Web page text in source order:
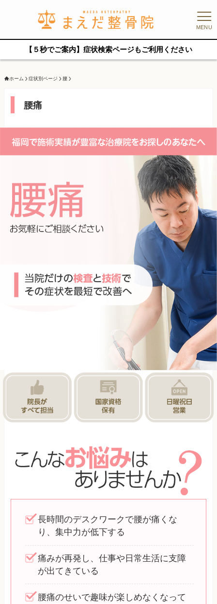
MENU
【５秒でご案内】症状検索ページもご利用ください
ホーム 症状別ページ 腰
腰痛
長時間のデスクワークで腰が痛くな
り、集中力が低下する
痛みが再発し、仕事や日常生活に支障
が出てきている
腰痛のせいで趣味が楽しめなくなって